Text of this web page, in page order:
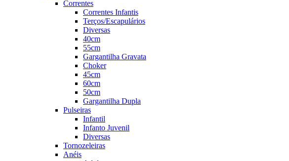
Correntes
Correntes Infantis
Terços/Escapulários
Diversas
40cm
55cm
Gargantilha Gravata
Choker
45cm
60cm
50cm
Gargantilha Dupla
Pulseiras
Infantil
Infanto Juvenil
Diversas
Tornozeleiras
Anéis